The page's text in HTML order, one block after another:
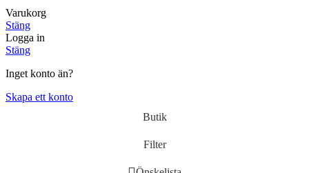
Varukorg
Stäng
Logga in
Stäng
Inget konto än?
Skapa ett konto
Butik
Filter